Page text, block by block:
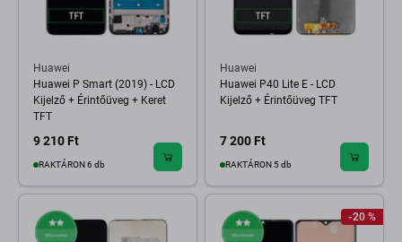
Huawei
Huawei P Smart (2019) - LCD
Kijelző + Érintőüveg + Keret
TFT
9 210 Ft
RAKTÁRON 6 db
Huawei
Huawei P40 Lite E - LCD
Kijelző + Érintőüveg TFT
7 200 Ft
RAKTÁRON 5 db
-20 %